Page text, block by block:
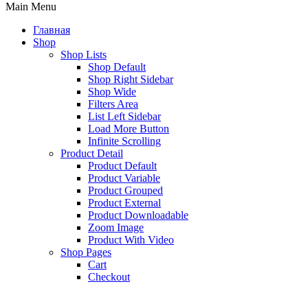
Main Menu
Главная
Shop
Shop Lists
Shop Default
Shop Right Sidebar
Shop Wide
Filters Area
List Left Sidebar
Load More Button
Infinite Scrolling
Product Detail
Product Default
Product Variable
Product Grouped
Product External
Product Downloadable
Zoom Image
Product With Video
Shop Pages
Cart
Checkout